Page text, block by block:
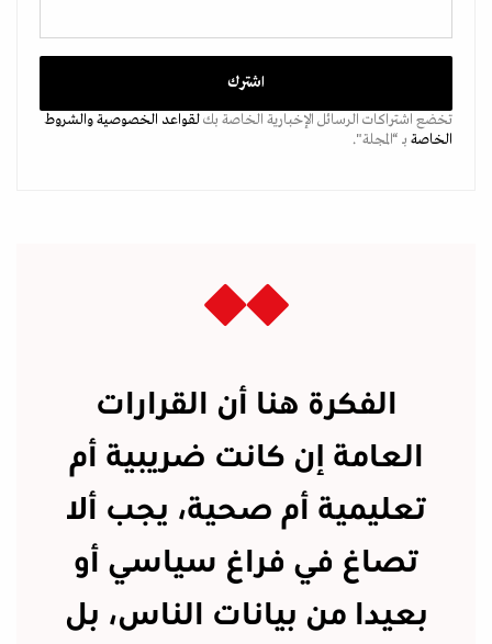
تخضع اشتراكات الرسائل الإخبارية الخاصة بكلقواعد الخصوصيةوالشروط
الخاصة بـ “المجلة".
الفكرة هنا أن القرارات
العامة إن كانت ضريبية أم
تعليمية أم صحية، يجب ألا
تصاغ في فراغ سياسي أو
بعيدا من بيانات الناس، بل